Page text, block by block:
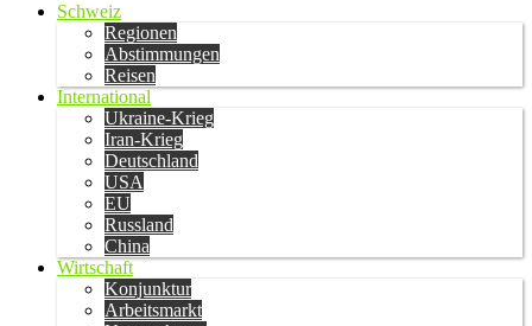
Schweiz
Regionen
Abstimmungen
Reisen
International
Ukraine-Krieg
Iran-Krieg
Deutschland
USA
EU
Russland
China
Wirtschaft
Konjunktur
Arbeitsmarkt